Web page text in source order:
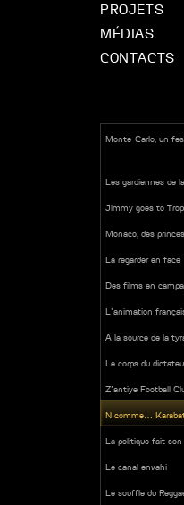
PROJETS
MÉDIAS
CONTACTS
Monte-Carlo, un
Les gardiennes de
Jimmy goes to
Monaco, des
La regarder en face
Des films en
L’animation
A la source de la
Le corps du
Z'antiye Football
N comme…
La politique fait
Le canal envahi
Le souffle du